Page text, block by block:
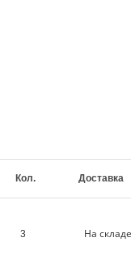
Кол. Доставка
3 На складе